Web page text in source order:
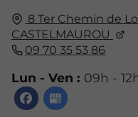
8 Ter Chemin de
CASTELMAUROU
09 70 35 53 86
Lun - Ven : 09h -